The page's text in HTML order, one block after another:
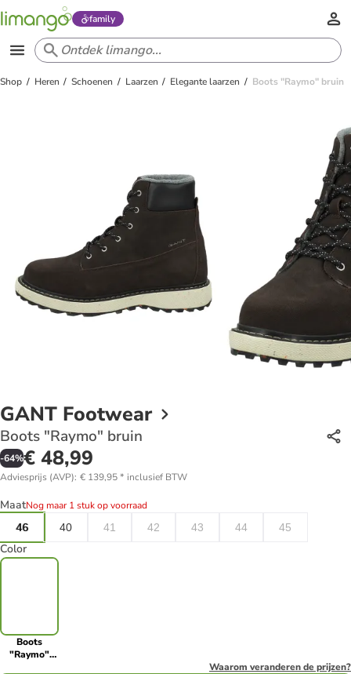
family
Shop Heren Schoenen Laarzen Elegante laarzen Boots "Raymo" bruin
GANT Footwear
Boots "Raymo" bruin
-64%€ 48,99
Adviesprijs (AVP): € 139,95* inclusief BTW
MaatNog maar 1 stuk op voorraad
46
40 41 42 43 44 45
Color
Boots
"Raymo"
Waarom veranderen de prijzen?